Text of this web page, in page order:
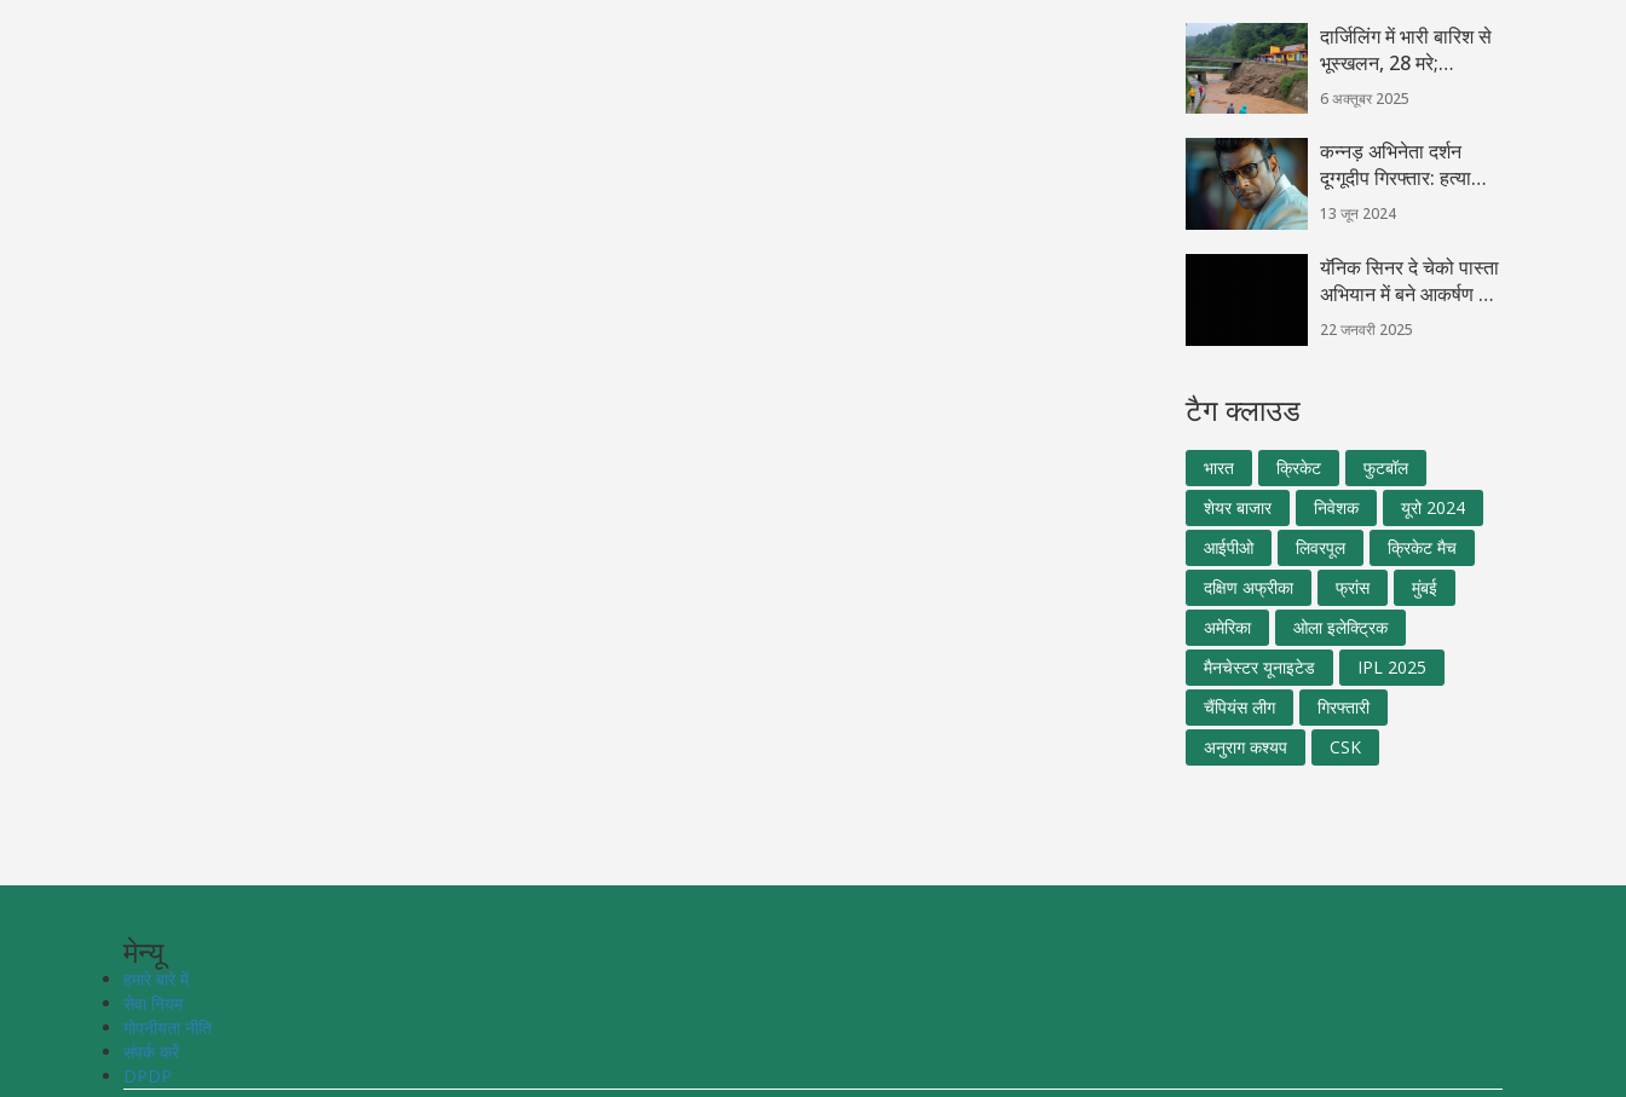
फायदें
दार्जिलिंग में भारी बारिश से
भूस्खलन, 28 मरे;
सेना‑NDRF ने बचाव शुरू
6 अक्तूबर 2025
कन्नड़ अभिनेता दर्शन
दूग्गूदीप गिरफ्तार: हत्या
मामले में संलिप्तता का
आरोप
13 जून 2024
यॅनिक सिनर दे चेको पास्ता
अभियान में बने आकर्षण का
केंद्र
22 जनवरी 2025
टैग क्लाउड
भारत क्रिकेट
फुटबॉल
शेयर बाजार
निवेशक
यूरो 2024
आईपीओ
लिवरपूल
क्रिकेट मैच
दक्षिण अफ्रीका
फ्रांस
मुंबई
अमेरिका
ओला इलेक्ट्रिक
मैनचेस्टर यूनाइटेड
IPL 2025
चैंपियंस लीग
गिरफ्तारी
अनुराग कश्यप
CSK
मेन्यू
हमारे बारे में
सेवा नियम
गोपनीयता नीति
संपर्क करें
DPDP